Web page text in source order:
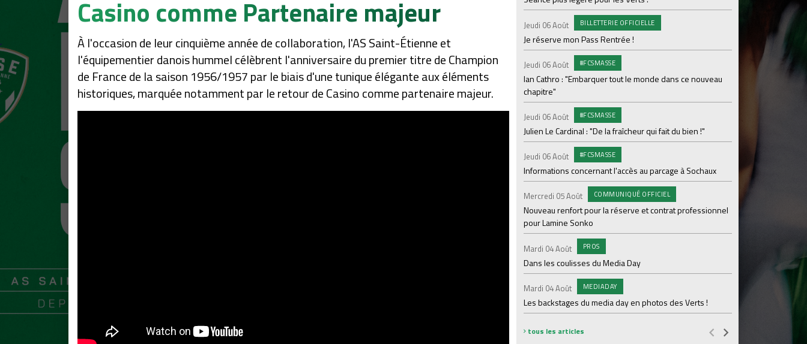
Casino comme Partenaire majeur
À l'occasion de leur cinquième année de collaboration, l'AS Saint-Étienne et
l'équipementier danois hummel célèbrent l'anniversaire du premier titre de Champion
de France de la saison 1956/1957 par le biais d'une tunique élégante aux éléments
historiques, marquée notamment par le retour de Casino comme partenaire majeur.
Jeudi 06 Août BILLETTERIE OFFICIELLE
Je réserve mon Pass Rentrée !
Jeudi 06 Août #FCSMASSE
Ian Cathro : "Embarquer tout le monde dans ce nouveau
chapitre"
Jeudi 06 Août #FCSMASSE
Julien Le Cardinal : "De la fraîcheur qui fait du bien !"
Jeudi 06 Août #FCSMASSE
Informations concernant l'accès au parcage à Sochaux
Mercredi 05 Août COMMUNIQUÉ OFFICIEL
Nouveau renfort pour la réserve et contrat professionnel
pour Lamine Sonko
Mardi 04 Août PROS
Dans les coulisses du Media Day
Mardi 04 Août MEDIADAY
Les backstages du media day en photos des Verts !
Le programme de
Lundi 03 Août
Parcage complet
Samedi 01 Août
Ian Cathro : "La
vont commencer"
ASSE - Venise en
20 600 abonnés :
tous les articles